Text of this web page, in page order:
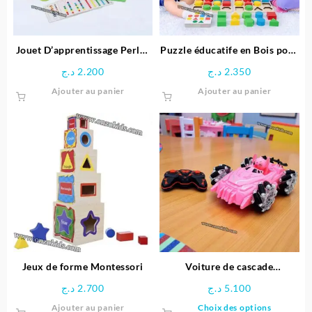
choisies
sur
la
page
Jouet D’apprentissage Perles
2.200 د.ج
Ajouter au panier
Puzzle éducatife en Bois pour
2.350 د.ج
Ajouter au panier
Jeux de forme Montessori
2.700 د.ج
Ajouter au panier
Voiture de cascade
5.100 د.ج
Choix des options